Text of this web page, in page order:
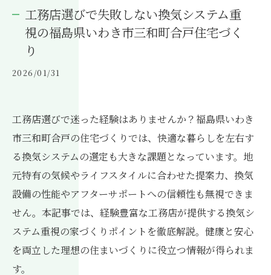
工務店選びで失敗しない換気システム重
視の福島県いわき市三和町合戸住宅づく
り
2026/01/31
工務店選びで迷った経験はありませんか？福島県いわき
市三和町合戸の住宅づくりでは、快適な暮らしを左右す
る換気システムの選定も大きな課題となっています。地
元特有の気候やライフスタイルに合わせた提案力、換気
設備の性能やアフターサポートへの信頼性も無視できま
せん。本記事では、経験豊富な工務店が提供する換気シ
ステム重視の家づくりポイントを徹底解説。健康と安心
を両立した理想の住まいづくりに役立つ情報が得られま
す。